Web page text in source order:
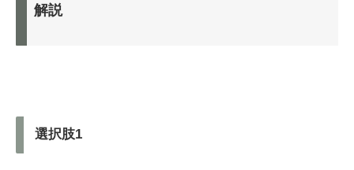
解説
選択肢1